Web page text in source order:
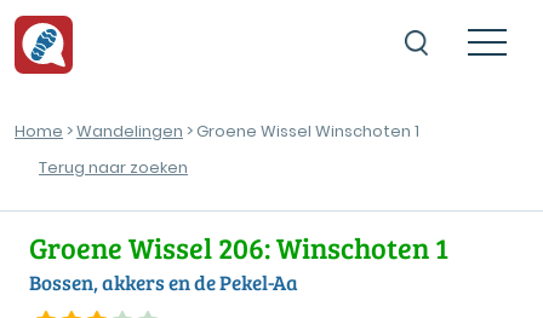
Home >Wandelingen > Groene Wissel Winschoten 1
Terug naar zoeken
Groene Wissel 206: Winschoten 1
Bossen, akkers en de Pekel-Aa